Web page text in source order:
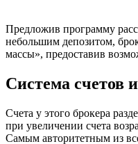
Предложив программу
небольшим депозитом,
массы», предоставив
Система счетов
Счета у этого брокера
при увеличении счета
Самым авторитетным из